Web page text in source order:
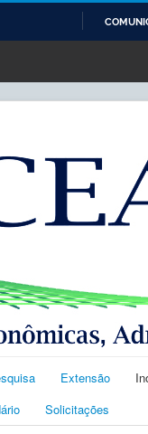
Extensão
Solicitações